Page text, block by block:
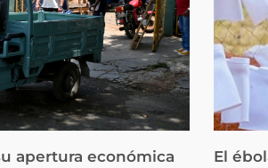
apertura económica
El